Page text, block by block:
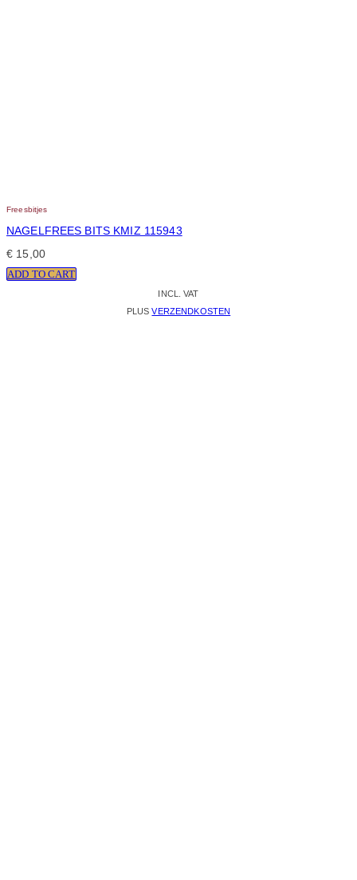
Freesbitjes
NAGELFREES BITS KMIZ 115943
€ 15,00
ADD TO CART
INCL. VAT
PLUSVERZENDKOSTEN